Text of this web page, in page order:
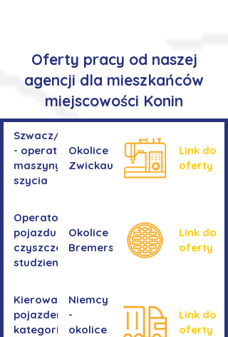
Oferty pracy od naszej
agencji dla mieszkańców
miejscowości Konin
Szwacz/Szwaczka
- operator
maszyny do
szycia
Okolice
Zwickau
Link do
oferty
Operator/operatorka
pojazdu do
czyszczenia
studzienek
Okolice
Bremershaven
Link do
oferty
Kierowanie
pojazdem
kategorii
Niemcy
-
okolice
Link do
oferty